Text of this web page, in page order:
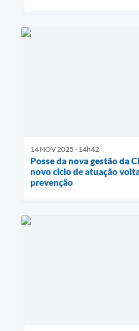
14 NOV 2025 - 14h42
Posse da nova gestão da
novo ciclo de atuação
prevenção